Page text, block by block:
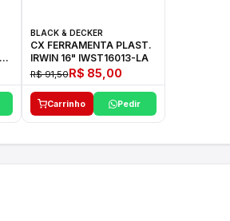
BLACK & DECKER
CX FERRAMENTA PLAST.
IRWIN 16" IWST16013-LA
R$ 91,50R$ 85,00
Carrinho Pedir